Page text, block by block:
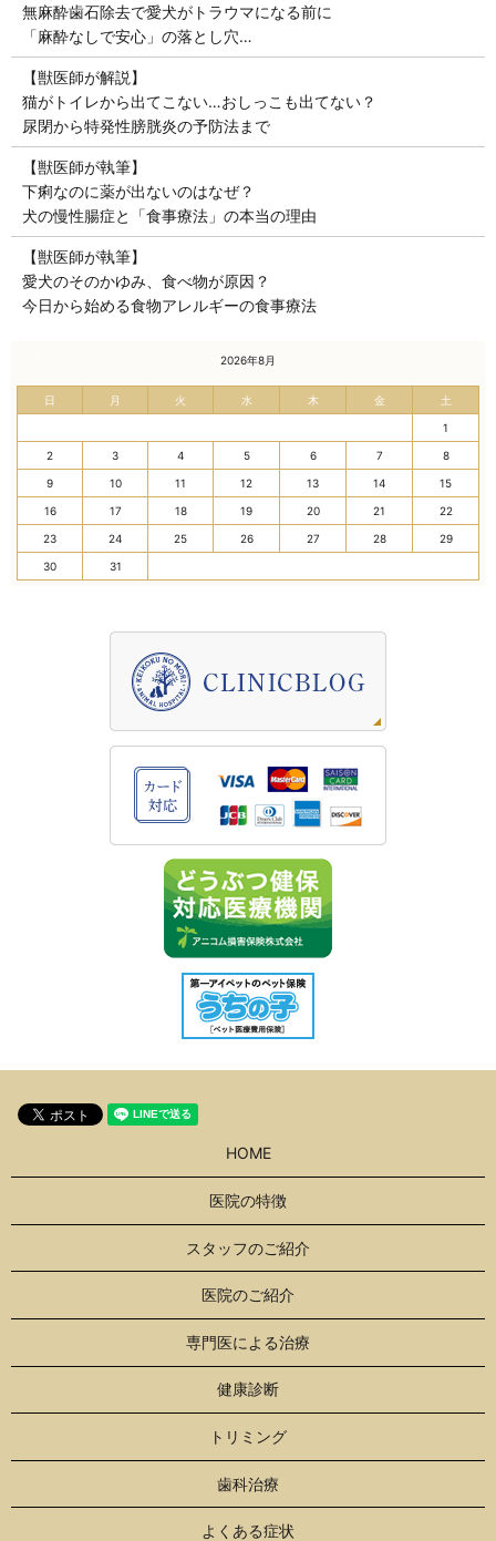
無麻酔歯石除去で愛犬がトラウマになる前に
「麻酔なしで安心」の落とし穴…
【獣医師が解説】
猫がトイレから出てこない…おしっこも出てない？
尿閉から特発性膀胱炎の予防法まで
【獣医師が執筆】
下痢なのに薬が出ないのはなぜ？
犬の慢性腸症と「食事療法」の本当の理由
【獣医師が執筆】
愛犬のそのかゆみ、食べ物が原因？
今日から始める食物アレルギーの食事療法
2026年8月
日 月 火 水 木 金 土
1
2 3 4 5 6 7 8
9 10 11 12 13 14 15
16 17 18 19 20 21 22
23 24 25 26 27 28 29
30 31
HOME
医院の特徴
スタッフのご紹介
医院のご紹介
専門医による治療
健康診断
トリミング
歯科治療
よくある症状